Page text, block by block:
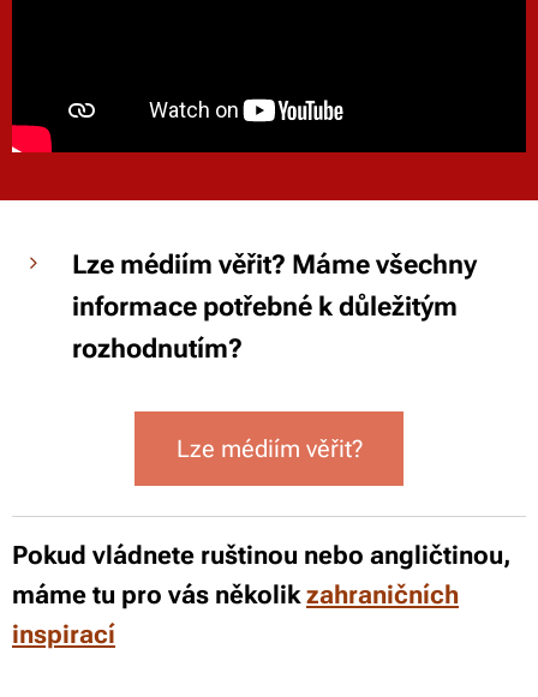
Lze médiím věřit? Máme všechny
informace potřebné k důležitým
rozhodnutím?
Lze médiím věřit?
Pokud vládnete ruštinou nebo angličtinou,
máme tu pro vás několikzahraničních
inspirací